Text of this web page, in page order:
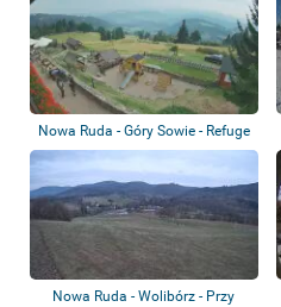
Nowa Ruda - Góry Sowie - Refuge
de monta...
Nowa Ruda - Wolibórz - Przy